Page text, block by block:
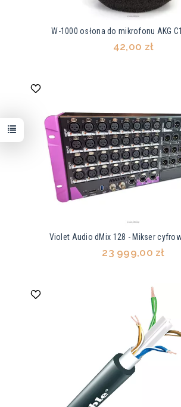
W-1000 osłona do mikrofonu AKG
42,00 zł
Violet Audio dMix 128 - Mikser
23 999,00 zł